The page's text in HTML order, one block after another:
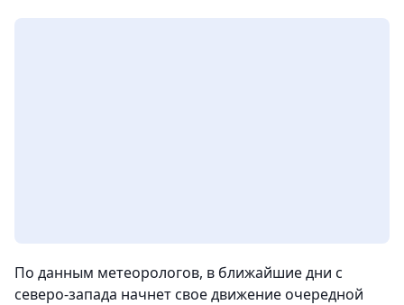
По данным метеорологов, в ближайшие дни с
северо-запада начнет свое движение очередной